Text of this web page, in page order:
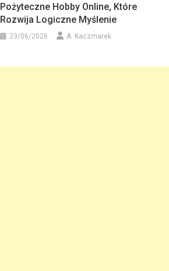
Pożyteczne Hobby Online, Które
Rozwija Logiczne Myślenie
23/06/2026 A. Kaczmarek